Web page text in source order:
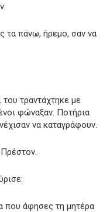
τα πάνω, ήρεμο, σαν να
τραντάχτηκε με
φώναξαν. Ποτήρια
να καταγράφουν.
Πρέστον.
που άφησες τη μητέρα